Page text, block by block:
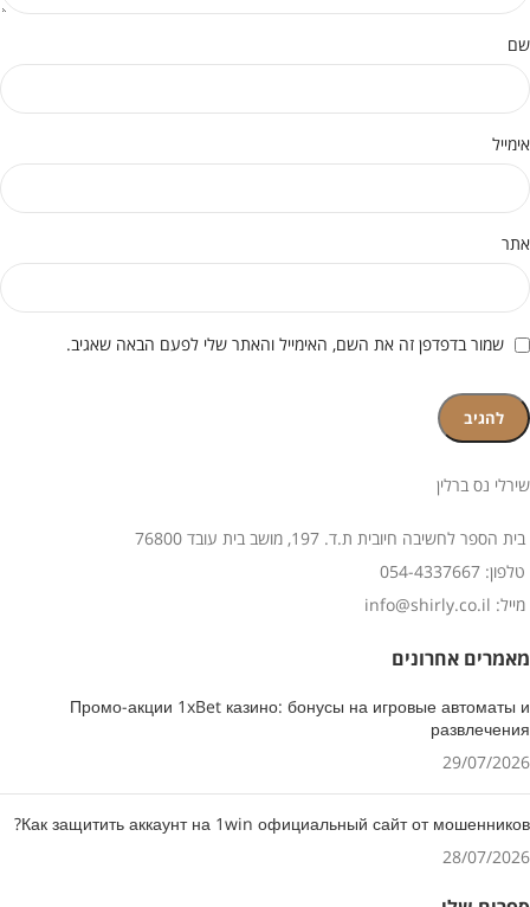
שם
אימייל
אתר
שמור בדפדפן זה את השם, האימייל והאתר שלי לפעם הבאה שאגיב.
שירלי נס ברלין
בית הספר לחשיבה חיובית ת.ד. 197, מושב בית עובד 76800
טלפון: 054-4337667
מייל: info@shirly.co.il
מאמרים אחרונים
Промо-акции 1xBet казино: бонусы на игровые автоматы и
развлечения
29/07/2026
Как защитить аккаунт на 1win официальный сайт от мошенников?
28/07/2026